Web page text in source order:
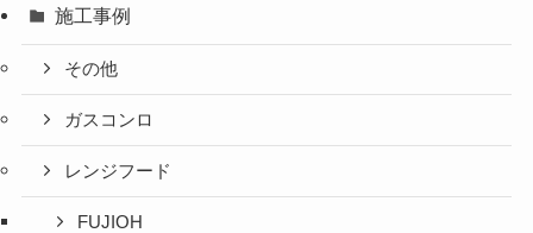
施工事例
その他
ガスコンロ
レンジフード
FUJIOH